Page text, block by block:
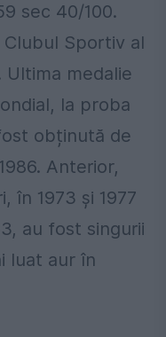
sec 40/100.
Clubul Sportiv al
Ultima medalie
la proba
obținută de
Anterior,
în 1973 și 1977
au fost singurii
luat aur în